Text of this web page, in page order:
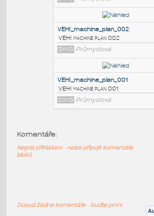
VEHI_machine_plan_004:
VEHI machine plan 004
DWG Průmyslová
VEHI_machine_plan_003
VEHI machine plan 003
DWG Průmyslová
DWG Průmyslová
DWG
Průmyslová
Komentáře:
Nejste přihlášeni - nelze připojit komentáře
bloků
Dosud žádné komentáře - buďte první